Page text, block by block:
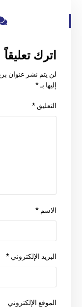
اترك تعليقاً
لن يتم نشر عنوان
إليها بـ*
التعليق*
الاسم*
البريد الإلكتروني*
الموقع الإلكتروني